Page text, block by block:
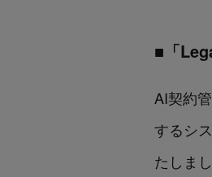
■「
AI契約
するシ
たしま